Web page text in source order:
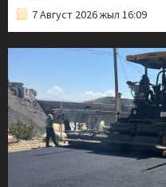
7 Август 2026 жыл 16:09